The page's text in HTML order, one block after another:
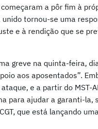
a pôr fim à
tornou-se uma
e à rendição que se
greve na quinta-feira,
aos aposentados”.
e a partir do MST-
para ajudar a garanti-la,
que está lançando